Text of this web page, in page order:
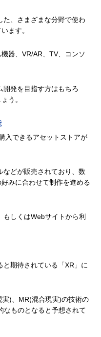
た、さまざまな分野で使わ
ます。
器、VR/AR、TV、コンソ
開発を目指す方はもちろ
う。
入できるアセットストアが
などが販売されており、数
みに合わせて制作を進める
しくはWebサイトから利
期待されている「XR」に
)、MR(混合現実)の技術の
なものとなると予想されて